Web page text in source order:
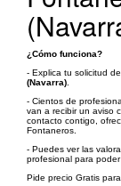
¿Cómo funciona?
- Explica tu solicitud
(Navarra)
- Cientos de
van a recibir un aviso
contacto contigo,
Fontaneros.
- Puedes ver las
profesional para
Pide precio Gratis para